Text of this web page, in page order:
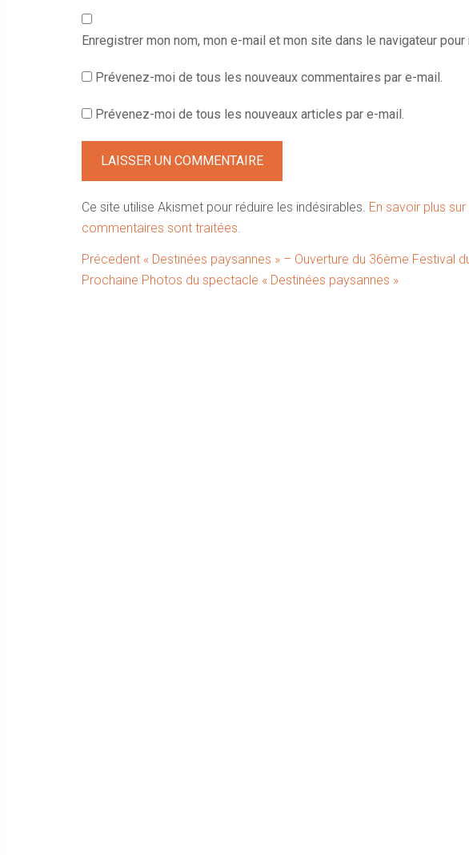
Enregistrer mon nom, mon e-mail et mon site dans le navigateur pour
Prévenez-moi de tous les nouveaux commentaires par e-mail.
Prévenez-moi de tous les nouveaux articles par e-mail.
Ce site utilise Akismet pour réduire les indésirables. En savoir plus
commentaires sont traitées
Navigation
de
Précedent Article
précédent :
« Destinées paysannes » – Ouverture du 36ème Festival
Prochaine Article
Photos du spectacle « Destinées paysannes »